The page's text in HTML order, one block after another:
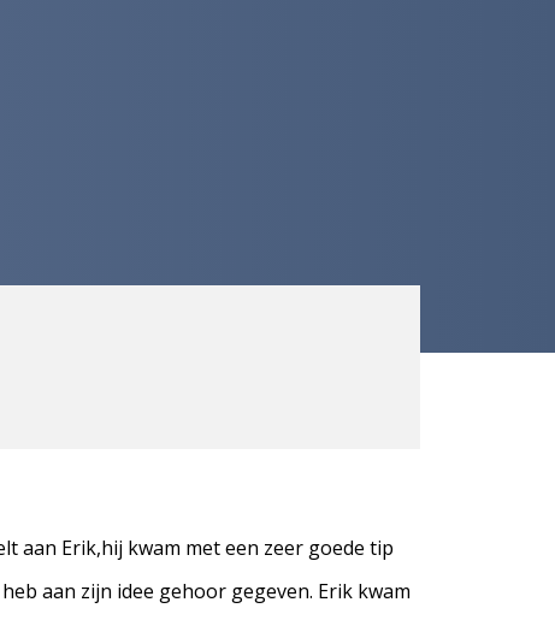
aan Erik,hij kwam met een zeer goede tip
aan zijn idee gehoor gegeven. Erik kwam